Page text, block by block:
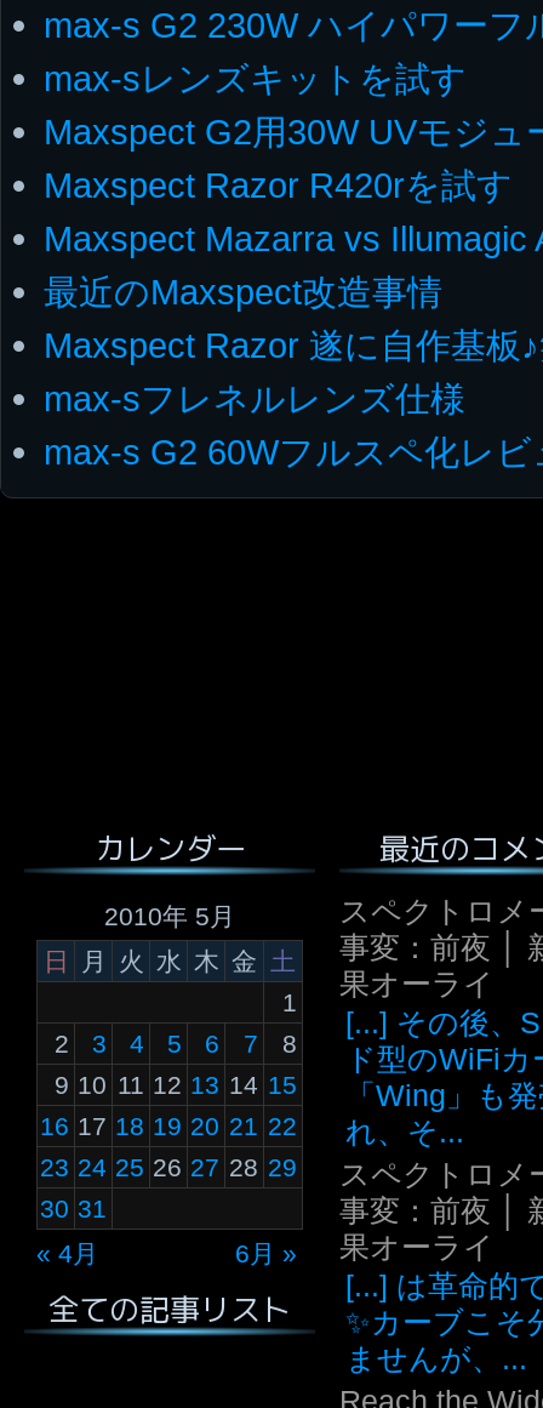
max-s G2 230W ハイパワーフ
max-sレンズキットを試す
Maxspect G2用30W UVモジュ
Maxspect Razor R420rを試す
Maxspect Mazarra vs Illumagic
最近のMaxspect改造事情
Maxspect Razor 遂に自作基板
max-sフレネルレンズ仕様
max-s G2 60Wフルスペ化レビ
カレンダー
2010年 5月
日
月 火 水 木 金 土
« 4月 6月 »
1
2
3 4 5 6 7
8
9 10 11 12 13 14 15
16 17 18 19 20 21 22
23 24 25 26 27 28 29
30 31
全ての記事リスト
最近のコメ
スペクトロメ
事変：前夜 │
果オーライ
[...] その後、
ド型のWiFiカ
「Wing」も
れ、そ...
スペクトロメ
事変：前夜 │
果オーライ
[...] は革命的
✨カーブこそ
ませんが、...
Reach the